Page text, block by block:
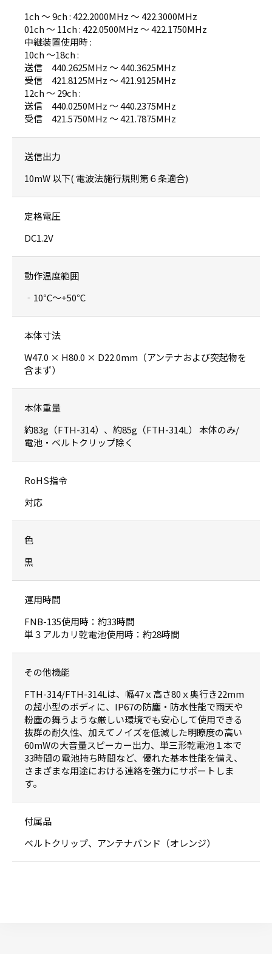
1ch 〜 9ch : 422.2000MHz 〜 422.3000MHz
01ch 〜 11ch : 422.0500MHz 〜 422.1750MHz
中継装置使用時 :
10ch 〜18ch :
送信 440.2625MHz 〜 440.3625MHz
受信 421.8125MHz 〜 421.9125MHz
12ch 〜 29ch :
送信 440.0250MHz 〜 440.2375MHz
受信 421.5750MHz 〜 421.7875MHz
送信出力
10mW 以下( 電波法施行規則第６条適合)
定格電圧
DC1.2V
動作温度範囲
‐10℃〜+50℃
本体寸法
W47.0 × H80.0 × D22.0mm（アンテナおよび突起物を
含まず）
本体重量
約83g（FTH-314）、約85g（FTH-314L） 本体のみ/
電池・ベルトクリップ除く
RoHS指令
対応
色
黒
運用時間
FNB-135使用時：約33時間
単３アルカリ乾電池使用時：約28時間
その他機能
FTH-314/FTH-314Lは、幅47ｘ高さ80ｘ奥行き22mm
の超小型のボディに、IP67の防塵・防水性能で雨天や
粉塵の舞うような厳しい環境でも安心して使用できる
抜群の耐久性、加えてノイズを低減した明瞭度の高い
60mWの大音量スピーカー出力、単三形乾電池１本で
33時間の電池持ち時間など、優れた基本性能を備え、
さまざまな用途における連絡を強力にサポートしま
す。
付属品
ベルトクリップ、アンテナバンド（オレンジ）